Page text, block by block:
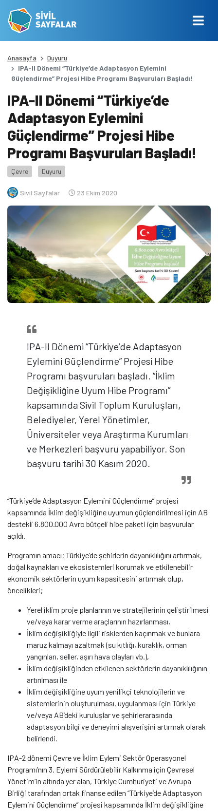
Anasayfa
Duyuru
IPA-II Dönemi “Türkiye’de Adaptasyon Eylemini
Güçlendirme” Projesi Hibe Programı Başvuruları Başladı!
IPA-II Dönemi “Türkiye’de
Adaptasyon Eylemini
Güçlendirme” Projesi Hibe
Programı Başvuruları Başladı!
Çevre Duyuru
Sivil Sayfalar 23 Ekim 2020
IPA-II Dönemi “Türkiye’de Adaptasyon
Eylemini Güçlendirme” Projesi Hibe
Programı başvuruları başladı. “İklim
Değişikliğine Uyum Hibe Programı”
kapsamında Sivil Toplum Kuruluşları,
Belediyeler, Yerel Yönetimler,
Üniversiteler veya Araştırma Kurumları
ve Merkezleri başvuru yapabiliyor. Son
başvuru tarihi 30 Kasım 2020.
“Türkiye’de Adaptasyon Eylemini Güçlendirme” projesi
kapsamında İklim değişikliğine uyumun güçlendirilmesi için AB
destekli 6.800.000 Avro bütçeli hibe paketi için başvurular
açıldı.
Programın amacı; Türkiye’de şehirlerin dayanıklılığını artırmak,
doğal kaynakları ve ekosistemleri korumak ve etkilenebilir
ekonomik sektörlerin uyum kapasitesini artırmak olup,
öncelikleri;
Yerel iklim proje planlarının ve stratejilerinin geliştirilmesi
ve/veya karar verme araçlarının hazırlanması,
İklim değişikliğiyle ilgili risklerden kaçınmak ve bunlara
maruz kalmayı azaltmak (su kıtlığı, kuraklık, orman
yangınları, seller, aşırı hava olayları vb.),
İklim değişikliğinden etkilenen sektörlerin dayanıklılığının
artırılması ile
İklim değişikliğine uyum yenilikçi teknolojilerin ve
sistemlerinin oluşturulması, uygulanması için Türkiye
ve/veya AB’deki kuruluşlar ve şehirlerarasında
adaptasyon bilgi ve deneyimi alışverişini artırmak olarak
belirlendi.
IPA-2 dönemi Çevre ve İklim Eylemi Sektör Operasyonel
Programı’nın 3. Eylemi Sürdürülebilir Kalkınma için Çevresel
Yönetim’in altında yer alan, Türkiye Cumhuriyeti ve Avrupa
Birliği tarafından ortak finanse edilen “Türkiye’de Adaptasyon
Eylemini Güçlendirme” projesi kapsamında İklim değişikliğine